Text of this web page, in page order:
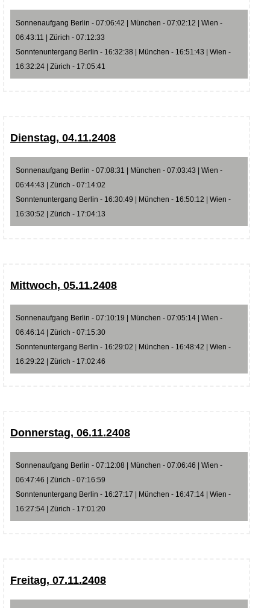
Sonnenaufgang Berlin - 07:06:42 | München - 07:02:12 | Wien -
06:43:11 | Zürich - 07:12:33
Sonntenuntergang Berlin - 16:32:38 | München - 16:51:43 | Wien -
16:32:24 | Zürich - 17:05:41
Dienstag, 04.11.2408
Sonnenaufgang Berlin - 07:08:31 | München - 07:03:43 | Wien -
06:44:43 | Zürich - 07:14:02
Sonntenuntergang Berlin - 16:30:49 | München - 16:50:12 | Wien -
16:30:52 | Zürich - 17:04:13
Mittwoch, 05.11.2408
Sonnenaufgang Berlin - 07:10:19 | München - 07:05:14 | Wien -
06:46:14 | Zürich - 07:15:30
Sonntenuntergang Berlin - 16:29:02 | München - 16:48:42 | Wien -
16:29:22 | Zürich - 17:02:46
Donnerstag, 06.11.2408
Sonnenaufgang Berlin - 07:12:08 | München - 07:06:46 | Wien -
06:47:46 | Zürich - 07:16:59
Sonntenuntergang Berlin - 16:27:17 | München - 16:47:14 | Wien -
16:27:54 | Zürich - 17:01:20
Freitag, 07.11.2408